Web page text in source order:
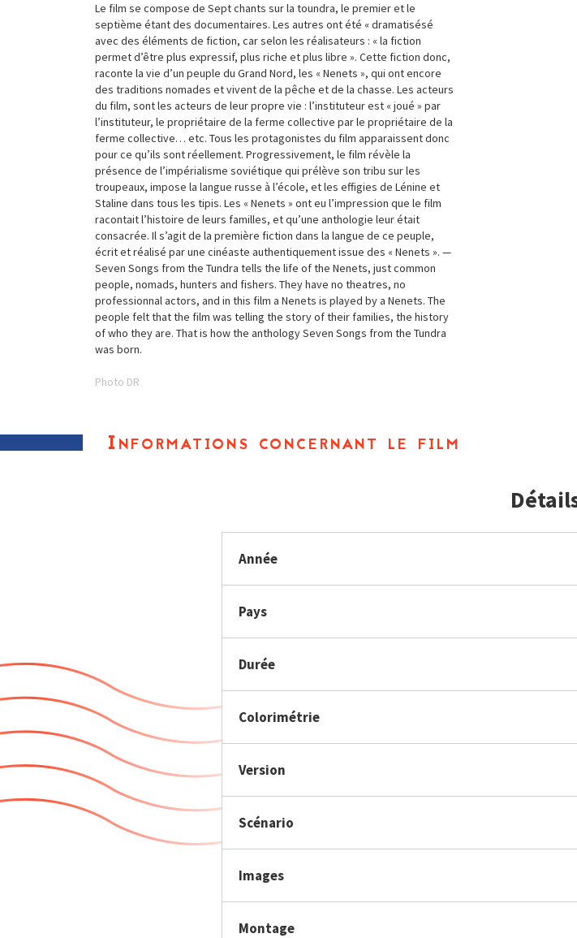
Le film se compose de Sept chants sur la toundra, le premier et le
septième étant des documentaires. Les autres ont été « dramatisésé
avec des éléments de fiction, car selon les réalisateurs : « la fiction
permet d’être plus expressif, plus riche et plus libre ». Cette fiction donc,
raconte la vie d’un peuple du Grand Nord, les « Nenets », qui ont encore
des traditions nomades et vivent de la pêche et de la chasse. Les acteurs
du film, sont les acteurs de leur propre vie : l’instituteur est « joué » par
l’instituteur, le propriétaire de la ferme collective par le propriétaire de la
ferme collective… etc. Tous les protagonistes du film apparaissent donc
pour ce qu’ils sont réellement. Progressivement, le film révèle la
présence de l’impérialisme soviétique qui prélève son tribu sur les
troupeaux, impose la langue russe à l’école, et les effigies de Lénine et
Staline dans tous les tipis. Les « Nenets » ont eu l’impression que le film
racontait l’histoire de leurs familles, et qu’une anthologie leur était
consacrée. Il s’agit de la première fiction dans la langue de ce peuple,
écrit et réalisé par une cinéaste authentiquement issue des « Nenets ». —
Seven Songs from the Tundra tells the life of the Nenets, just common
people, nomads, hunters and fishers. They have no theatres, no
professionnal actors, and in this film a Nenets is played by a Nenets. The
people felt that the film was telling the story of their families, the history
of who they are. That is how the anthology Seven Songs from the Tundra
was born.
Photo DR
Informations concernant le film
Année
Pays
Durée
Colorimétrie
Version
Scénario
Images
Montage